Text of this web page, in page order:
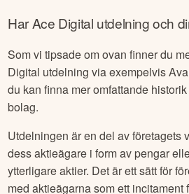
HarAce Digital utdelning och
Som vi tipsade om ovan finner du
Digital utdelning via exempelvis
du kan finna mer omfattande
bolag.
Utdelningen är en del av företagets
dess aktieägare i form av pengar
ytterligare aktier. Det är ett sätt för
med aktieägarna som ett incitament